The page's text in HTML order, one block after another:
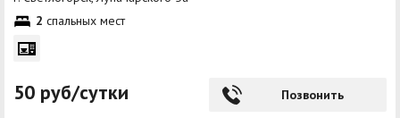
2 спальных мест
50 руб/сутки Позвонить